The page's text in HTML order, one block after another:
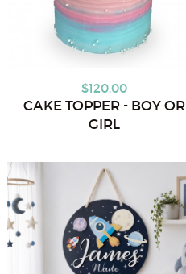
$120.00
CAKE TOPPER - BOY OR
GIRL